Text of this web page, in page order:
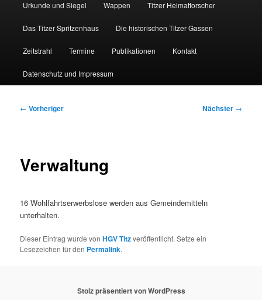
Urkunde und Siegel Wappen Titzer Heimatforscher
Das Titzer Spritzenhaus Die historischen Titzer Gassen
Zeitstrahl Termine Publikationen Kontakt
Datenschutz und Impressum
Beitragsnavigation
← Vorheriger Nächster →
Verwaltung
16 Wohlfahrtserwerbslose werden aus Gemeindemitteln
unterhalten.
Dieser Eintrag wurde vonHGV Titzveröffentlicht. Setze ein
Lesezeichen für den Permalink.
Stolz präsentiert von WordPress